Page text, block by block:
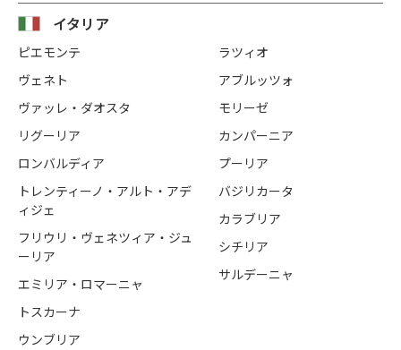
イタリア
ピエモンテ
ヴェネト
ヴァッレ・ダオスタ
リグーリア
ロンバルディア
トレンティーノ・アルト・アデ
ィジェ
フリウリ・ヴェネツィア・ジュ
ーリア
エミリア・ロマーニャ
トスカーナ
ウンブリア
ラツィオ
アブルッツォ
モリーゼ
カンパーニア
プーリア
バジリカータ
カラブリア
シチリア
サルデーニャ